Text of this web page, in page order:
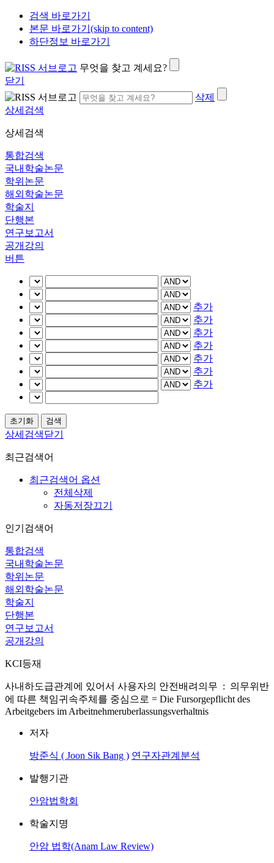
검색 바로가기
본문 바로가기(skip to content)
하단정보 바로가기
무엇을 찾고 계세요?
닫기
삭제
상세검색
상세검색
통합검색
국내학술논문
학위논문
해외학술논문
학술지
단행본
연구보고서
공개강의
버튼
추가
추가
추가
추가
추가
추가
추가
상세검색닫기
최근검색어
최근검색어 옵션
전체삭제
자동저장끄기
인기검색어
통합검색
국내학술논문
학위논문
해외학술논문
학술지
단행본
연구보고서
공개강의
KCI등재
사내하도급관계에 있어서 사용자의 안전배려의무 : 의무위반
에 따른 책임귀속주체를 중심으로 = Die Fursorgepflicht des
Arbeitgebers im Arbeitnehmeruberlassungsverhaltnis
저자
방준식 ( Joon Sik Bang ) 연구자관계분석
발행기관
안암법학회
학술지명
안암 법학(Anam Law Review)